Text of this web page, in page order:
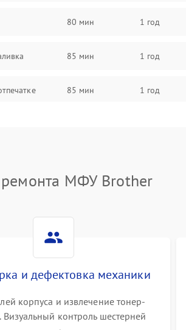
80 мин 1 год
85 мин 1 год
85 мин 1 год
МФУ Brother
и дефектовка механики
корпуса и извлечение тонер-
контроль шестерней